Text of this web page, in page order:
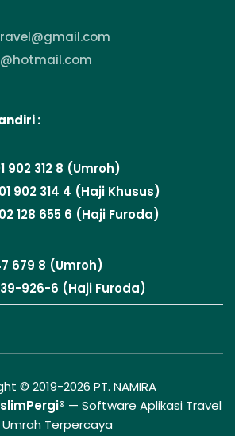
:
902 312 8 (Umroh)
902 314 4 (Haji Khusus)
128 655 6 (Haji Furoda)
679 8 (Umroh)
926-6 (Haji Furoda)
© 2019-2026 PT. NAMIRA
— Software Aplikasi Travel
Umrah Terpercaya